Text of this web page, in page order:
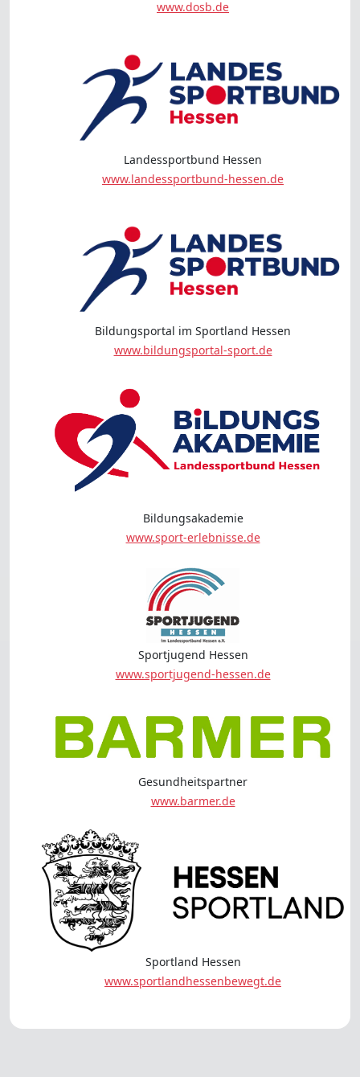
www.dosb.de
Landessportbund Hessen
www.landessportbund-hessen.de
Bildungsportal im Sportland Hessen
www.bildungsportal-sport.de
Bildungsakademie
www.sport-erlebnisse.de
Sportjugend Hessen
www.sportjugend-hessen.de
Gesundheitspartner
www.barmer.de
Sportland Hessen
www.sportlandhessenbewegt.de